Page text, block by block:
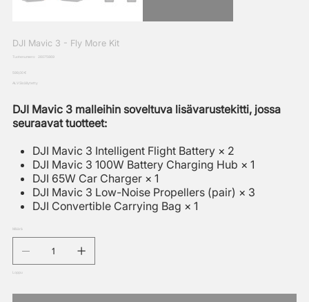
DJI Mavic 3 - Fly More Kit
Tuotenumero:
SKU
26075869
Hinta
599,00 €
ALV Sisällytetty
DJI Mavic 3 malleihin soveltuva lisävarustekitti, jossa
seuraavat tuotteet:
DJI Mavic 3 Intelligent Flight Battery × 2
DJI Mavic 3 100W Battery Charging Hub × 1
DJI 65W Car Charger × 1
DJI Mavic 3 Low-Noise Propellers (pair) × 3
DJI Convertible Carrying Bag × 1
Määrä
Loppu